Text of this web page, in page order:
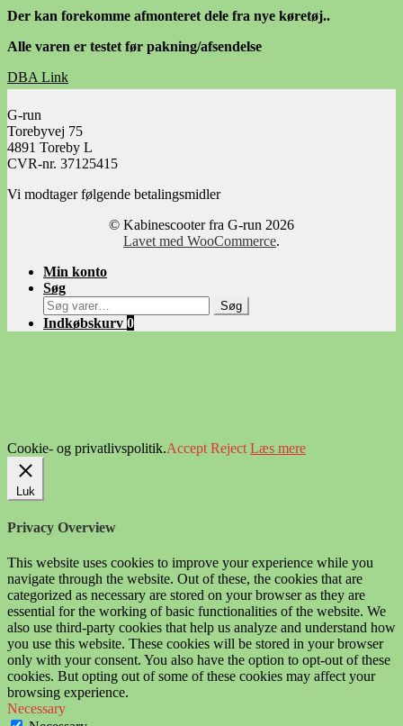
Der kan forekomme afmonteret dele fra nye køretøj..
Alle varen er testet før pakning/afsendelse
DBA Link
Facebook Link
G-run
Torebyvej 75
4891 Toreby L
CVR-nr. 37125415
Vi modtager følgende betalingsmidler
© Kabinescooter fra G-run 2026
Lavet med WooCommerce.
Min konto
Søg
Søg
efter:
Søg
Indkøbskurv 0
Cookie- og privatlivspolitik.Accept Reject Læs mere
Luk
Privacy Overview
This website uses cookies to improve your experience while you
navigate through the website. Out of these, the cookies that are
categorized as necessary are stored on your browser as they are
essential for the working of basic functionalities of the website. We
also use third-party cookies that help us analyze and understand how
you use this website. These cookies will be stored in your browser
only with your consent. You also have the option to opt-out of these
cookies. But opting out of some of these cookies may affect your
browsing experience.
Necessary